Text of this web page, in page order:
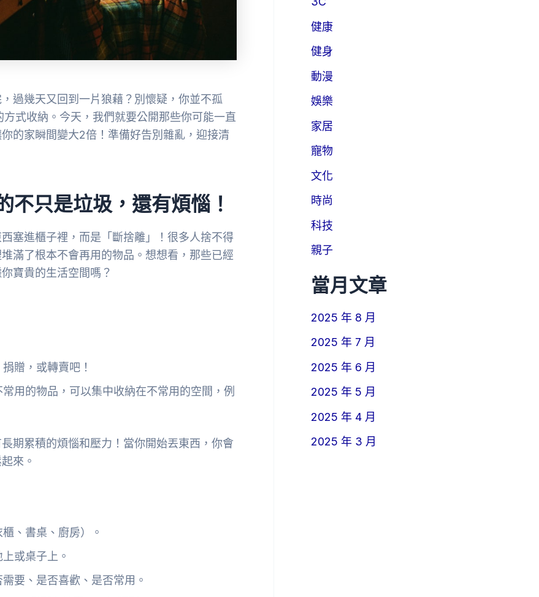
過幾天又回到一片狼藉？別懷疑，你並不孤
式收納。今天，我們就要公開那些你可能一直
的家瞬間變大2倍！準備好告別雜亂，迎接清
不只是垃圾，還有煩惱！
塞進櫃子裡，而是「斷捨離」！很多人捨不得
滿了根本不會再用的物品。想想看，那些已經
寶貴的生活空間嗎？
贈，或轉賣吧！
用的物品，可以集中收納在不常用的空間，例
期累積的煩惱和壓力！當你開始丟東西，你會
來。
、書桌、廚房）。
或桌子上。
要、是否喜歡、是否常用。
健康
健身
動漫
娛樂
家居
寵物
文化
時尚
科技
親子
當月文章
2025 年 8 月
2025 年 7 月
2025 年 6 月
2025 年 5 月
2025 年 4 月
2025 年 3 月